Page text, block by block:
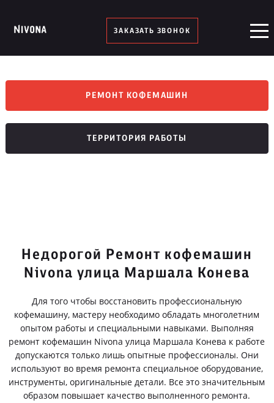
ЗАКАЗАТЬ ЗВОНОК
РЕМОНТ КОФЕМАШИН
ТЕРРИТОРИЯ РАБОТЫ
Недорогой Ремонт кофемашин
Nivona улица Маршала Конева
Для того чтобы восстановить профессиональную
кофемашину, мастеру необходимо обладать многолетним
опытом работы и специальными навыками. Выполняя
ремонт кофемашин Nivona улица Маршала Конева к работе
допускаются только лишь опытные профессионалы. Они
используют во время ремонта специальное оборудование,
инструменты, оригинальные детали. Все это значительным
образом повышает качество выполненного ремонта.